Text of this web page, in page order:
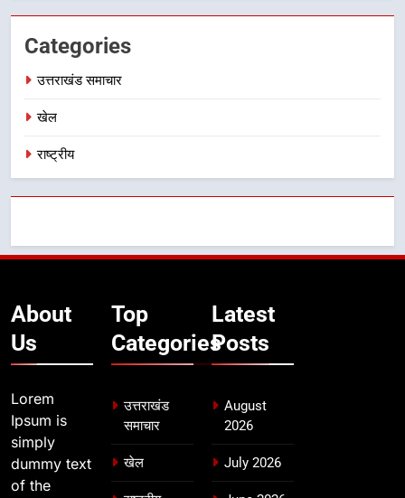
Categories
उत्तराखंड समाचार
खेल
राष्ट्रीय
About
Us
Lorem
Ipsum is
simply
dummy text
of the
Top
Categories
उत्तराखंड
समाचार
खेल
Latest
Posts
August
2026
July 2026